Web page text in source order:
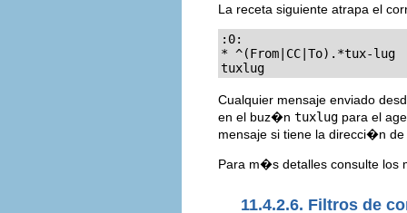
La receta siguiente atrapa el
:0:
* ^(From|CC|To).*tux-lug
tuxlug
Cualquier mensaje enviado
en el buz�n tuxlug para el
mensaje si tiene la direcci�n
Para m�s detalles consulte los
11.4.2.6. Filtros de